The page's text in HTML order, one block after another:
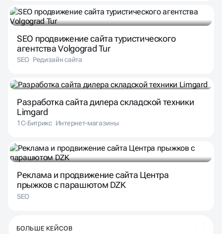
SEO продвижение сайта туристического
агентства Volgograd Tur
SEO Редизайн сайта
Разработка сайта дилера складской техники
Limgard
1С-Битрикс Интернет-магазины
Реклама и продвижение сайта Центра
прыжков с парашютом DZK
SEO
БОЛЬШЕ КЕЙСОВ